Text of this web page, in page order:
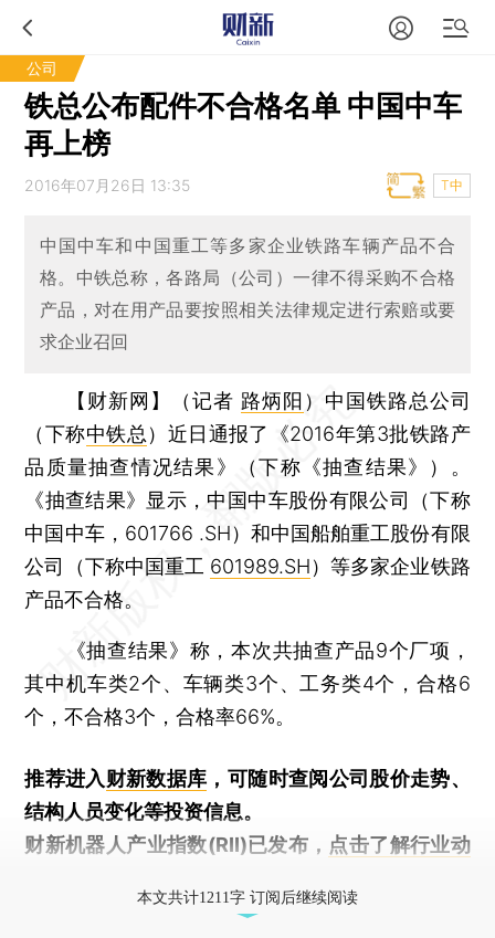
公司
铁总公布配件不合格名单 中国中车
再上榜
2016年07月26日 13:35 T中
中国中车和中国重工等多家企业铁路车辆产品不合
格。中铁总称，各路局（公司）一律不得采购不合格
产品，对在用产品要按照相关法律规定进行索赔或要
求企业召回
【财新网】（记者 路炳阳 ） 中国铁路总公司
（下称中铁总 ）近日通报了《2016年第3批铁路产
品质量抽查情况结果》（下称《抽查结果》）。
《抽查结果》显示，中国中车股份有限公司（下称
中国中车，601766 .SH）和中国船舶重工股份有限
公司（下称中国重工 601989.SH）等多家企业铁路
产品不合格。
《抽查结果》称，本次共抽查产品9个厂项，
其中机车类2个、车辆类3个、工务类4个，合格6
个，不合格3个，合格率66%。
推荐进入财新数据库 ，可随时查阅公司股价走势、
结构人员变化等投资信息。
财新机器人产业指数(RII)已发布， 点击了解行业动
本文共计1211字 订阅后继续阅读